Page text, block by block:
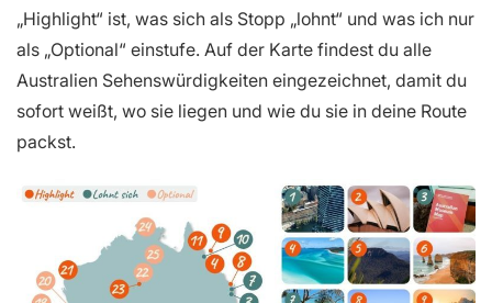
„Highlight“ ist, was sich als Stopp „lohnt“ und was ich nur
als „Optional“ einstufe. Auf der Karte findest du alle
Australien Sehenswürdigkeiten eingezeichnet, damit du
sofort weißt, wo sie liegen und wie du sie in deine Route
packst.